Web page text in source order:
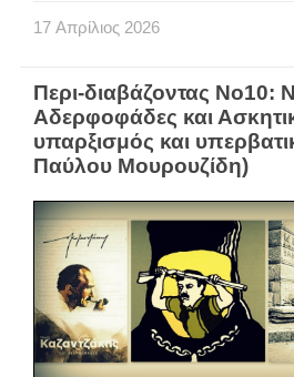
17 Απρίλιος 2026
Περι-διαβάζοντας Νο10:
Αδερφοφάδες και
υπαρξισμός και
Παύλου Μουρουζίδη)